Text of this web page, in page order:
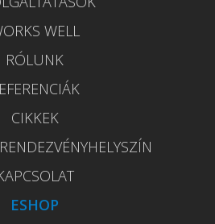
WELL
RÓLUNK
CIKKEK
ESHOP